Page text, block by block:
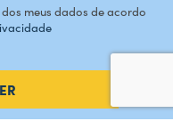
meus dados de acordo